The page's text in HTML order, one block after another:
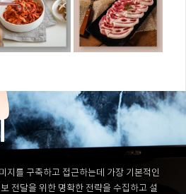
지를 구축하고 접근하는데 가장 기본적인
전달을 위한 명확한 전략을 수집하고 설